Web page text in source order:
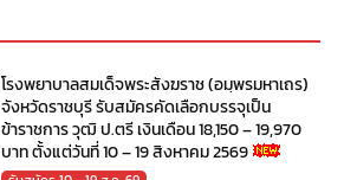
โรงพยาบาลสมเด็จพระสังฆราช (อมฺพรมหาเถร)
จังหวัดราชบุรี รับสมัครคัดเลือกบรรจุเป็น
ข้าราชการ วุฒิ ป.ตรี เงินเดือน 18,150 – 19,970
บาท ตั้งแต่วันที่ 10 – 19 สิงหาคม 2569